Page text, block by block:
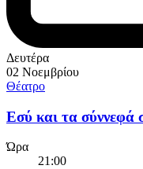
Δευτέρα
02 Νοεμβρίου
Θέατρο
Εσύ και τα σύννεφά
Ώρα
21:00